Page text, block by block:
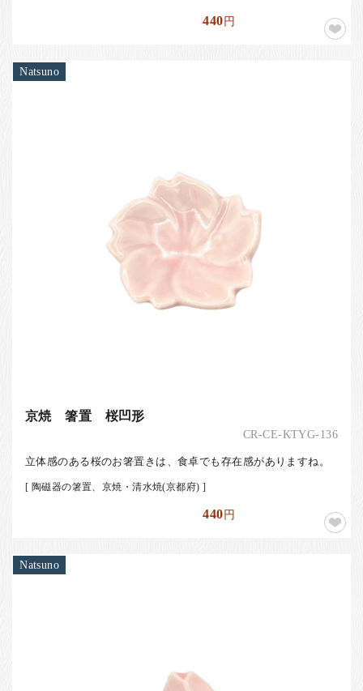
440円
Natsuno
京焼 箸置 桜凹形
CR-CE-KTYG-136
立体感のある桜のお箸置きは、食卓でも存在感がありますね。
[ 陶磁器の箸置、京焼・清水焼(京都府) ]
440円
Natsuno